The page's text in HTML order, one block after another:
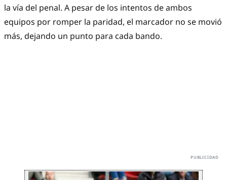
la vía del penal. A pesar de los intentos de ambos
equipos por romper la paridad, el marcador no se movió
más, dejando un punto para cada bando.